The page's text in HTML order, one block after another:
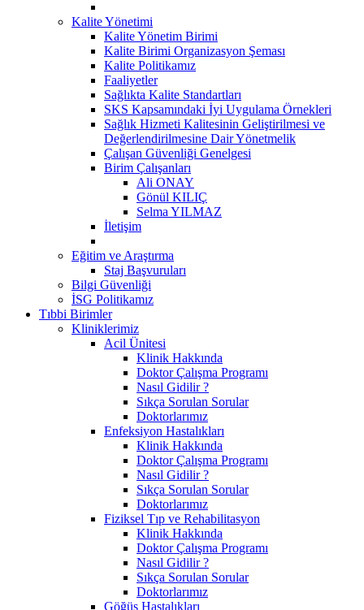
Kalite Yönetimi
Kalite Yönetim Birimi
Kalite Birimi Organizasyon Şeması
Kalite Politikamız
Faaliyetler
Sağlıkta Kalite Standartları
SKS Kapsamındaki İyi Uygulama Örnekleri
Sağlık Hizmeti Kalitesinin Geliştirilmesi ve
Değerlendirilmesine Dair Yönetmelik
Çalışan Güvenliği Genelgesi
Birim Çalışanları
Ali ONAY
Gönül KILIÇ
Selma YILMAZ
İletişim
Eğitim ve Araştırma
Staj Başvuruları
Bilgi Güvenliği
İSG Politikamız
Tıbbi Birimler
Kliniklerimiz
Acil Ünitesi
Klinik Hakkında
Doktor Çalışma Programı
Nasıl Gidilir ?
Sıkça Sorulan Sorular
Doktorlarımız
Enfeksiyon Hastalıkları
Klinik Hakkında
Doktor Çalışma Programı
Nasıl Gidilir ?
Sıkça Sorulan Sorular
Doktorlarımız
Fiziksel Tıp ve Rehabilitasyon
Klinik Hakkında
Doktor Çalışma Programı
Nasıl Gidilir ?
Sıkça Sorulan Sorular
Doktorlarımız
Göğüs Hastalıkları